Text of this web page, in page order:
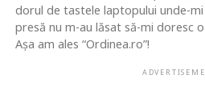
dorul de tastele laptopului unde-
presă nu m-au lăsat să-mi doresc
Așa am ales “Ordinea.ro”!